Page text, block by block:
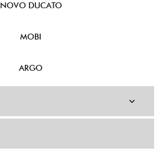
NOVO DUCATO
MOBI
ARGO